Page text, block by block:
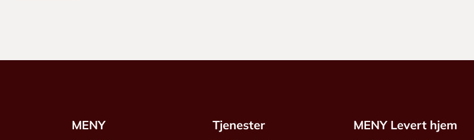
MENY Tjenester MENY Levert hjem